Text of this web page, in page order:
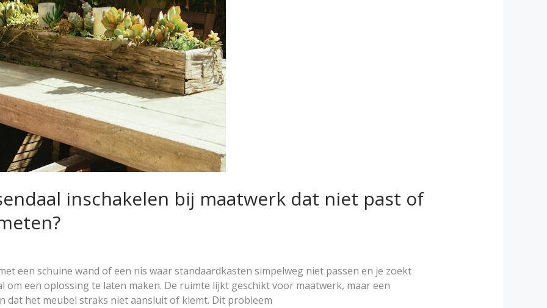
inschakelen bij maatwerk dat niet past of
een schuine wand of een nis waar standaardkasten simpelweg niet passen en je zoekt
om een oplossing te laten maken. De ruimte lijkt geschikt voor maatwerk, maar een
dat het meubel straks niet aansluit of klemt. Dit probleem